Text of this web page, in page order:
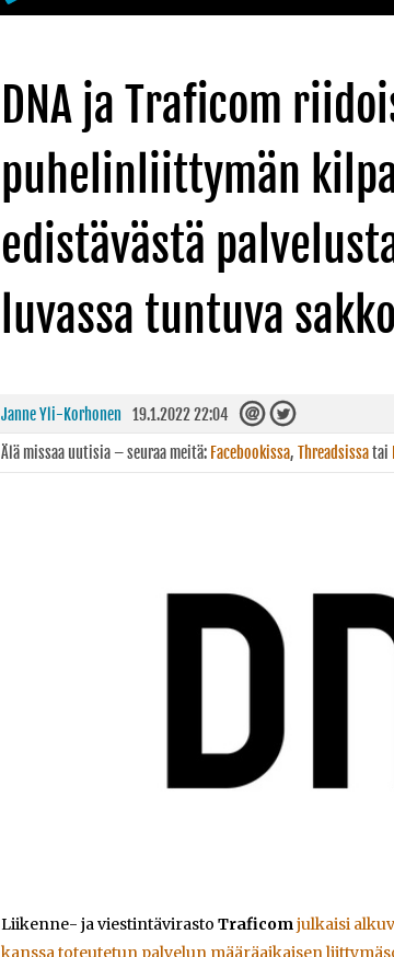
DNA ja Traficom
puhelinliittymän
edistävästä
luvassa tuntuva sakko
Janne Yli-Korhonen 19.1.2022 22:04
Älä missaa uutisia – seuraa meitä: Facebookissa, Threadsissatai
Liikenne- ja viestintävirasto Traficomjulkaisi
kanssa toteutetun palvelun määräaikaisen